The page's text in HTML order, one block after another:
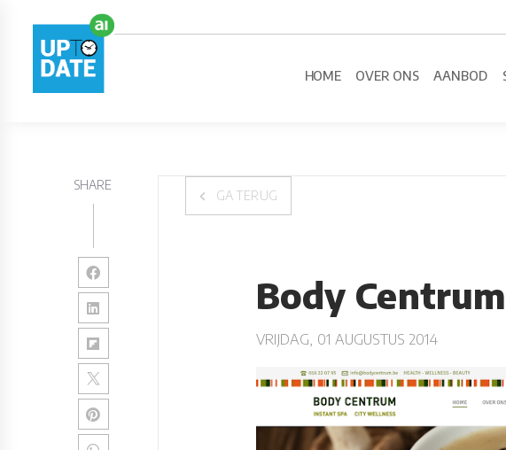
HOME OVER ONS AANBOD
SHARE
GA TERUG
Body
VRIJDAG, 01 AUGUSTUS 2014